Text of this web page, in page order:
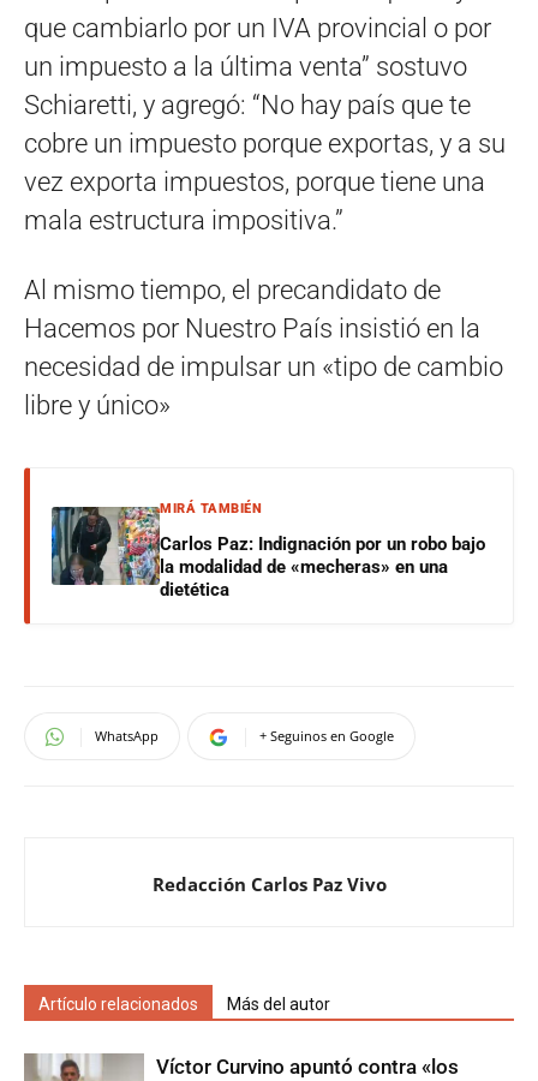
que cambiarlo por un IVA provincial o por
un impuesto a la última venta” sostuvo
Schiaretti, y agregó: “No hay país que te
cobre un impuesto porque exportas, y a su
vez exporta impuestos, porque tiene una
mala estructura impositiva.”
Al mismo tiempo, el precandidato de
Hacemos por Nuestro País insistió en la
necesidad de impulsar un «tipo de cambio
libre y único»
MIRÁ TAMBIÉN
Carlos Paz: Indignación por un robo bajo
la modalidad de «mecheras» en una
dietética
WhatsApp + Seguinos en Google
Redacción Carlos Paz Vivo
Artículo relacionados Más del autor
Víctor Curvino apuntó contra «los